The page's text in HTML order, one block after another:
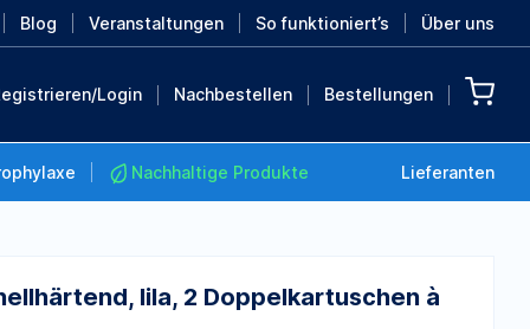
Blog Veranstaltungen So funktioniert’s Über uns
Login Nachbestellen Bestellungen
Nachhaltige Produkte Lieferanten
lila, 2 Doppelkartuschen à